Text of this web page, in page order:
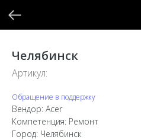
Челябинск
Артикул:
Обращение в поддержку
Вендор: Acer
Компетенция: Ремонт
Город: Челябинск